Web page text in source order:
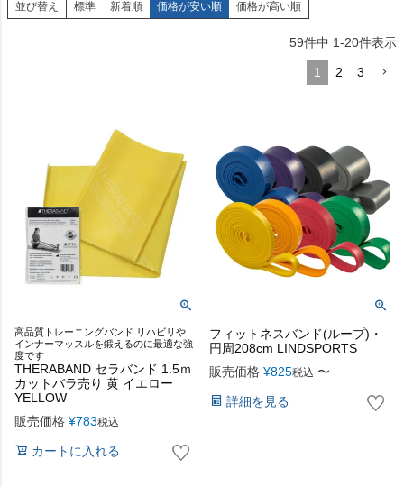
並び替え 標準 新着順 価格が安い順 価格が高い順
59件中 1-20件表示
1 2 3
高品質トレーニングバンド リハビリや
インナーマッスルを鍛えるのに最適な強
度です
THERABAND セラバンド 1.5ｍ
カットバラ売り 黄 イエロー
YELLOW
販売価格 ¥783税込
カートに入れる
フィットネスバンド(ループ)・
円周208cm LINDSPORTS
販売価格 ¥825税込 〜
詳細を見る